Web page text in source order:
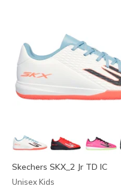
Skechers SKX_2 Jr TD IC
Unisex Kids